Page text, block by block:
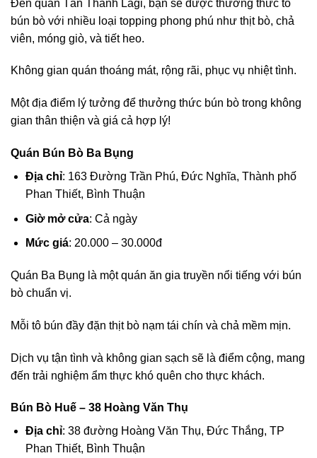
Đến quán Tân Thành Lagi, bạn sẽ được thưởng thức tô
bún bò với nhiều loại topping phong phú như thịt bò, chả
viên, móng giò, và tiết heo.
Không gian quán thoáng mát, rộng rãi, phục vụ nhiệt tình.
Một địa điểm lý tưởng để thưởng thức bún bò trong không
gian thân thiện và giá cả hợp lý!
Quán Bún Bò Ba Bụng
Địa chỉ: 163 Đường Trần Phú, Đức Nghĩa, Thành phố
Phan Thiết, Bình Thuận
Giờ mở cửa: Cả ngày
Mức giá: 20.000 – 30.000đ
Quán Ba Bụng là một quán ăn gia truyền nổi tiếng với bún
bò chuẩn vị.
Mỗi tô bún đầy đặn thịt bò nạm tái chín và chả mềm mịn.
Dịch vụ tận tình và không gian sạch sẽ là điểm cộng, mang
đến trải nghiệm ẩm thực khó quên cho thực khách.
Bún Bò Huế – 38 Hoàng Văn Thụ
Địa chỉ: 38 đường Hoàng Văn Thụ, Đức Thắng, TP
Phan Thiết, Bình Thuận